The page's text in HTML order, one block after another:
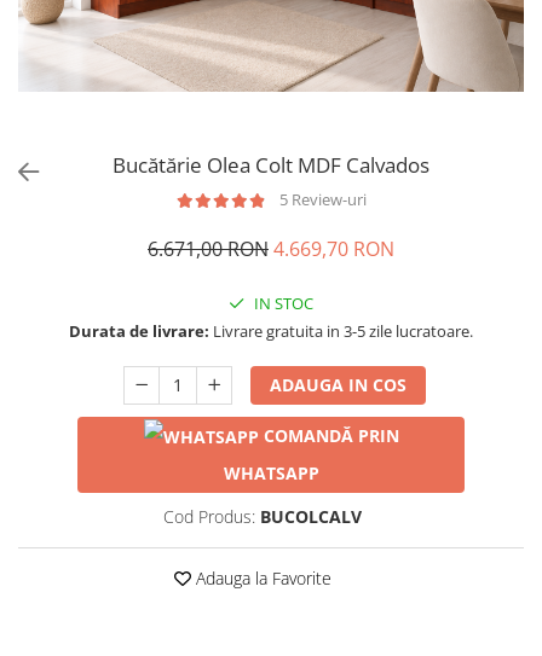
Bucătărie Olea Colt MDF Calvados
5 Review-uri
6.671,00 RON4.669,70 RON
IN STOC
Durata de livrare: Livrare gratuita in 3-5 zile lucratoare.
ADAUGA IN COS
COMANDĂ PRIN
WHATSAPP
Cod Produs: BUCOLCALV
Adauga la Favorite